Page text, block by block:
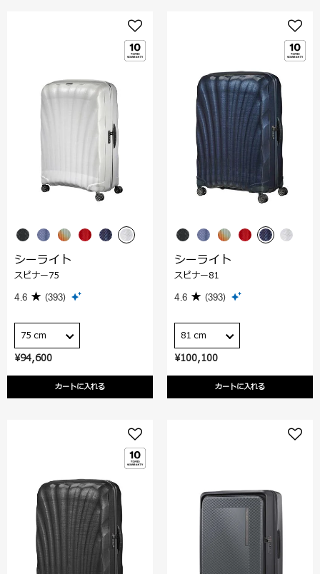
¥94,600
カートに入れる
シーライト
スピナー75
4.6 (393)
75 cm
¥100,100
カートに入れる
シーライト
スピナー81
4.6 (393)
81 cm